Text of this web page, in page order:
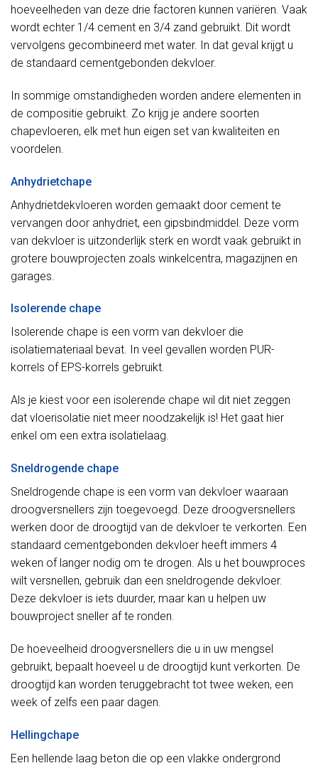
hoeveelheden van deze drie factoren kunnen variëren. Vaak
wordt echter 1/4 cement en 3/4 zand gebruikt. Dit wordt
vervolgens gecombineerd met water. In dat geval krijgt u
de standaard cementgebonden dekvloer.
In sommige omstandigheden worden andere elementen in
de compositie gebruikt. Zo krijg je andere soorten
chapevloeren, elk met hun eigen set van kwaliteiten en
voordelen.
Anhydrietchape
Anhydrietdekvloeren worden gemaakt door cement te
vervangen door anhydriet, een gipsbindmiddel. Deze vorm
van dekvloer is uitzonderlijk sterk en wordt vaak gebruikt in
grotere bouwprojecten zoals winkelcentra, magazijnen en
garages.
Isolerende chape
Isolerende chape is een vorm van dekvloer die
isolatiemateriaal bevat. In veel gevallen worden PUR-
korrels of EPS-korrels gebruikt.
Als je kiest voor een isolerende chape wil dit niet zeggen
dat vloerisolatie niet meer noodzakelijk is! Het gaat hier
enkel om een extra isolatielaag.
Sneldrogende chape
Sneldrogende chape is een vorm van dekvloer waaraan
droogversnellers zijn toegevoegd. Deze droogversnellers
werken door de droogtijd van de dekvloer te verkorten. Een
standaard cementgebonden dekvloer heeft immers 4
weken of langer nodig om te drogen. Als u het bouwproces
wilt versnellen, gebruik dan een sneldrogende dekvloer.
Deze dekvloer is iets duurder, maar kan u helpen uw
bouwproject sneller af te ronden.
De hoeveelheid droogversnellers die u in uw mengsel
gebruikt, bepaalt hoeveel u de droogtijd kunt verkorten. De
droogtijd kan worden teruggebracht tot twee weken, een
week of zelfs een paar dagen.
Hellingchape
Een hellende laag beton die op een vlakke ondergrond